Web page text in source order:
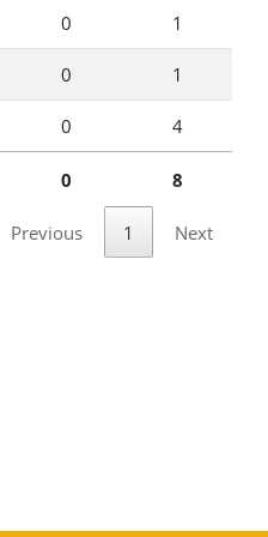
0 1
0 1
0 4
0 8
Previous 1
Next